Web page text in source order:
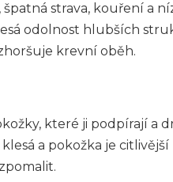
strava, kouření a
odolnost hlubších
krevní oběh.
které ji podpírají a
a pokožka je